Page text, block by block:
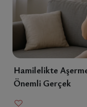
Hamilelikte
Önemli Gerçek